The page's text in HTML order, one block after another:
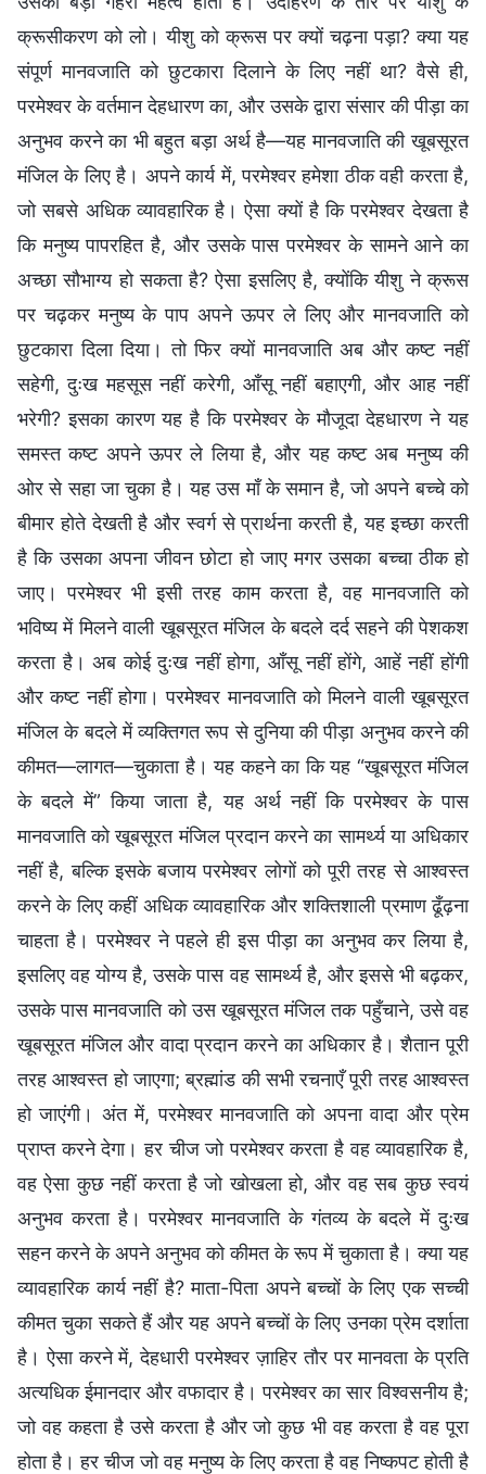
क्रूसीकरण को लो। यीशु को क्रूस पर क्यों चढ़ना पड़ा? क्या यह
संपूर्ण मानवजाति को छुटकारा दिलाने के लिए नहीं था? वैसे ही,
परमेश्वर के वर्तमान देहधारण का, और उसके द्वारा संसार की पीड़ा का
अनुभव करने का भी बहुत बड़ा अर्थ है—यह मानवजाति की खूबसूरत
मंजिल के लिए है। अपने कार्य में, परमेश्वर हमेशा ठीक वही करता है,
जो सबसे अधिक व्यावहारिक है। ऐसा क्यों है कि परमेश्वर देखता है
कि मनुष्य पापरहित है, और उसके पास परमेश्वर के सामने आने का
अच्छा सौभाग्य हो सकता है? ऐसा इसलिए है, क्योंकि यीशु ने क्रूस
पर चढ़कर मनुष्य के पाप अपने ऊपर ले लिए और मानवजाति को
छुटकारा दिला दिया। तो फिर क्यों मानवजाति अब और कष्ट नहीं
सहेगी, दुःख महसूस नहीं करेगी, आँसू नहीं बहाएगी, और आह नहीं
भरेगी? इसका कारण यह है कि परमेश्वर के मौजूदा देहधारण ने यह
समस्त कष्ट अपने ऊपर ले लिया है, और यह कष्ट अब मनुष्य की
ओर से सहा जा चुका है। यह उस माँ के समान है, जो अपने बच्चे को
बीमार होते देखती है और स्वर्ग से प्रार्थना करती है, यह इच्छा करती
है कि उसका अपना जीवन छोटा हो जाए मगर उसका बच्चा ठीक हो
जाए। परमेश्वर भी इसी तरह काम करता है, वह मानवजाति को
भविष्य में मिलने वाली खूबसूरत मंजिल के बदले दर्द सहने की पेशकश
करता है। अब कोई दुःख नहीं होगा, आँसू नहीं होंगे, आहें नहीं होंगी
और कष्ट नहीं होगा। परमेश्वर मानवजाति को मिलने वाली खूबसूरत
मंजिल के बदले में व्यक्तिगत रूप से दुनिया की पीड़ा अनुभव करने की
कीमत—लागत—चुकाता है। यह कहने का कि यह “खूबसूरत मंजिल
के बदले में” किया जाता है, यह अर्थ नहीं कि परमेश्वर के पास
मानवजाति को खूबसूरत मंजिल प्रदान करने का सामर्थ्य या अधिकार
नहीं है, बल्कि इसके बजाय परमेश्वर लोगों को पूरी तरह से आश्वस्त
करने के लिए कहीं अधिक व्यावहारिक और शक्तिशाली प्रमाण ढूँढ़ना
चाहता है। परमेश्वर ने पहले ही इस पीड़ा का अनुभव कर लिया है,
इसलिए वह योग्य है, उसके पास वह सामर्थ्य है, और इससे भी बढ़कर,
उसके पास मानवजाति को उस खूबसूरत मंजिल तक पहुँचाने, उसे वह
खूबसूरत मंजिल और वादा प्रदान करने का अधिकार है। शैतान पूरी
तरह आश्वस्त हो जाएगा; ब्रह्मांड की सभी रचनाएँ पूरी तरह आश्वस्त
हो जाएंगी। अंत में, परमेश्वर मानवजाति को अपना वादा और प्रेम
प्राप्त करने देगा। हर चीज जो परमेश्वर करता है वह व्यावहारिक है,
वह ऐसा कुछ नहीं करता है जो खोखला हो, और वह सब कुछ स्वयं
अनुभव करता है। परमेश्वर मानवजाति के गंतव्य के बदले में दुःख
सहन करने के अपने अनुभव को कीमत के रूप में चुकाता है। क्या यह
व्यावहारिक कार्य नहीं है? माता-पिता अपने बच्चों के लिए एक सच्ची
कीमत चुका सकते हैं और यह अपने बच्चों के लिए उनका प्रेम दर्शाता
है। ऐसा करने में, देहधारी परमेश्वर ज़ाहिर तौर पर मानवता के प्रति
अत्यधिक ईमानदार और वफादार है। परमेश्वर का सार विश्वसनीय है;
जो वह कहता है उसे करता है और जो कुछ भी वह करता है वह पूरा
होता है। हर चीज जो वह मनुष्य के लिए करता है वह निष्कपट होती है